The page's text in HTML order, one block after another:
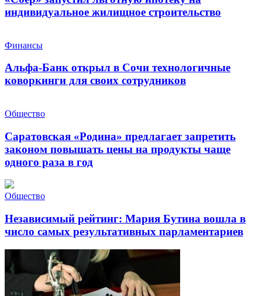
индивидуальное жилищное строительство
Финансы
Альфа-Банк открыл в Сочи технологичные
коворкинги для своих сотрудников
Общество
Саратовская «Родина» предлагает запретить
законом повышать цены на продукты чаще
одного раза в год
Общество
Независимый рейтинг: Мария Бутина вошла в
число самых результативных парламентариев